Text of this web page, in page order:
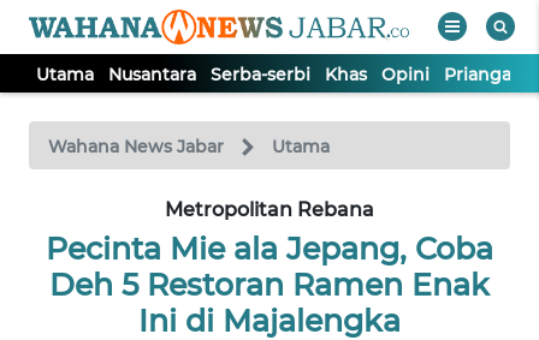
Utama Nusantara Serba-serbi Khas Opini Priangan
Wahana News Jabar Utama
Metropolitan Rebana
Pecinta Mie ala Jepang, Coba
Deh 5 Restoran Ramen Enak
Ini di Majalengka
TV
Tutup
NUSANTARA